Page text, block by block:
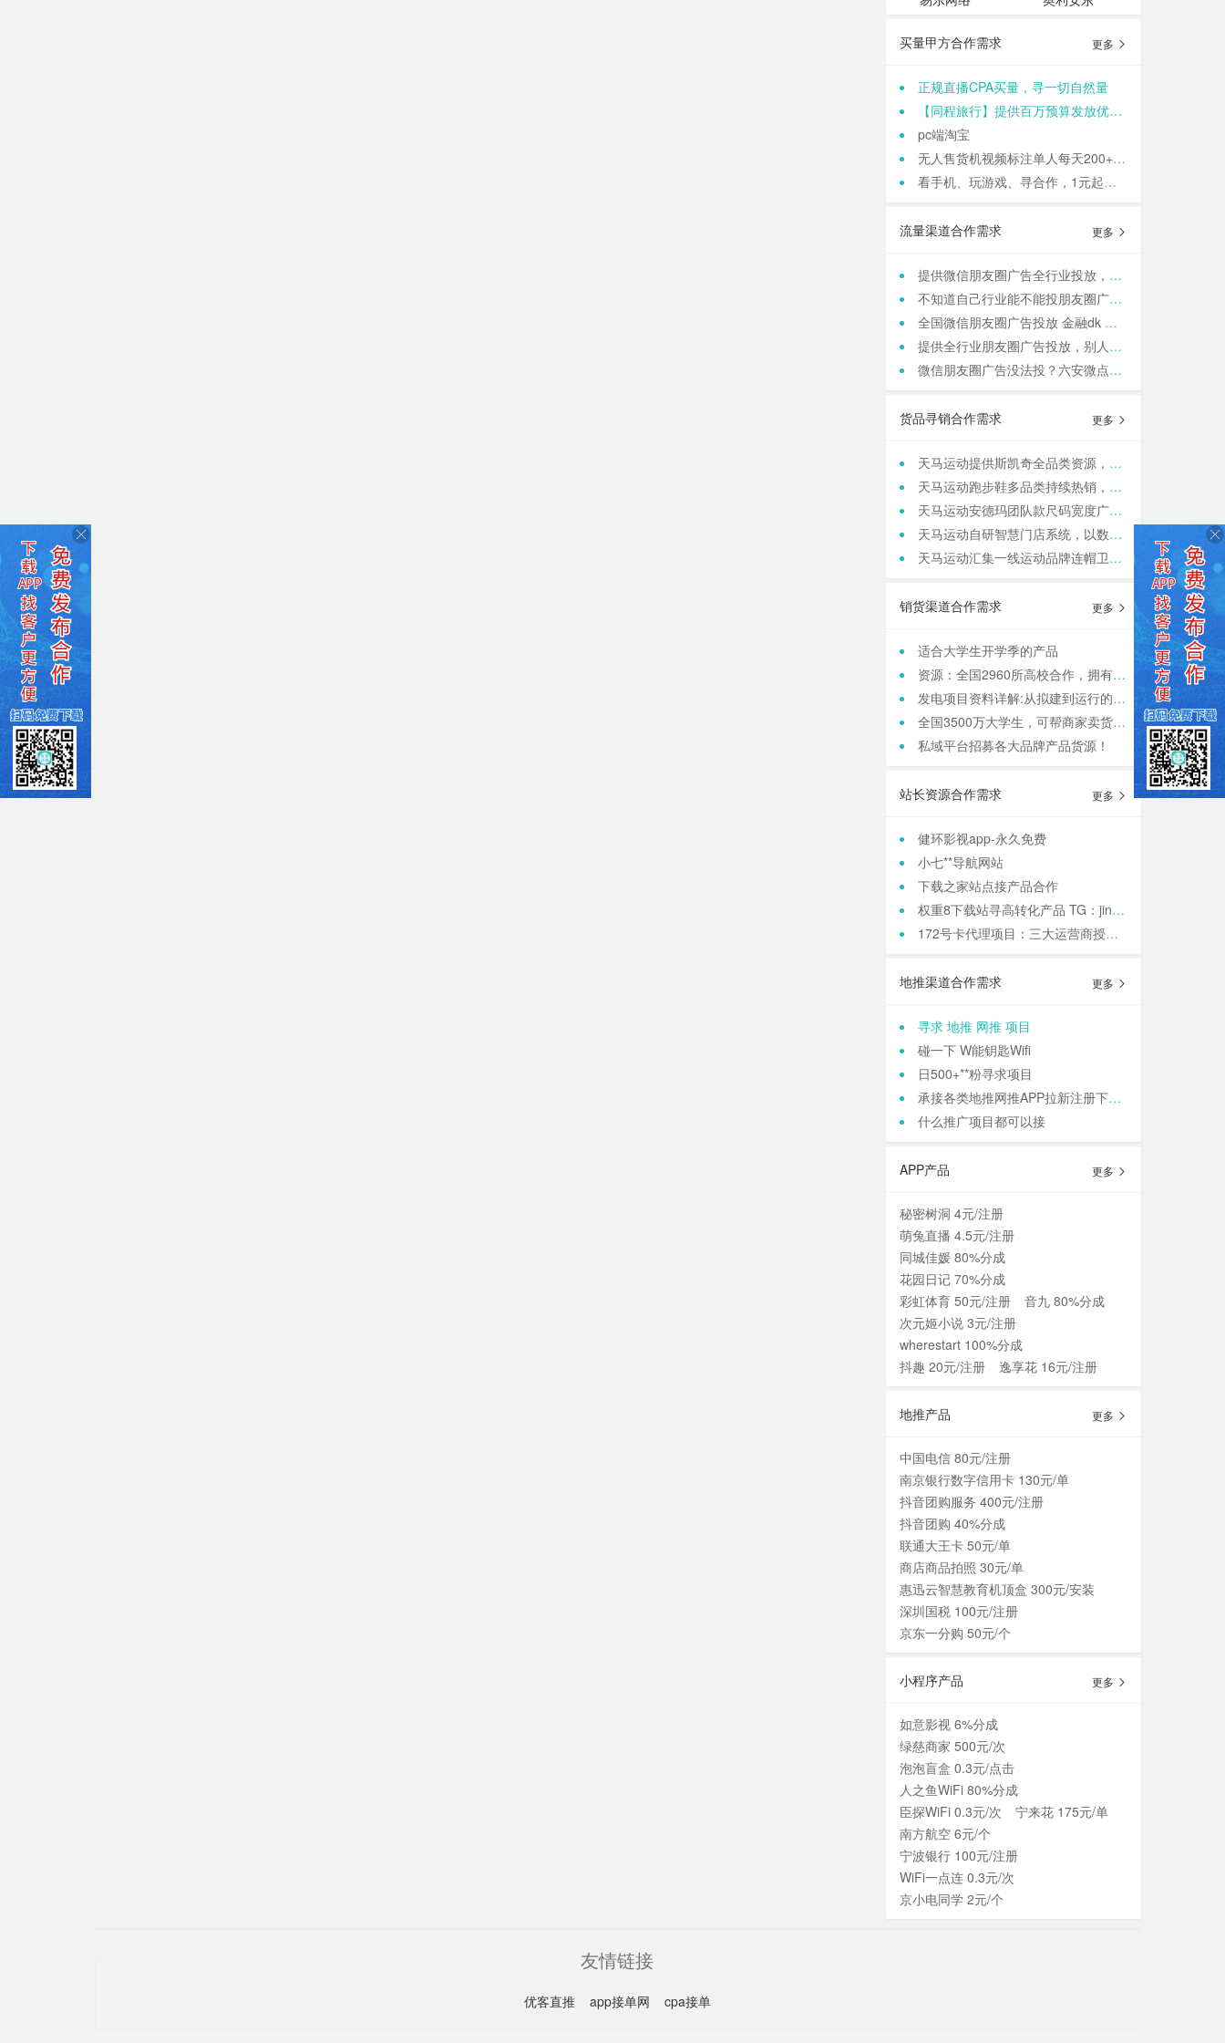
买量甲方合作需求 更多
正规直播CPA买量，寻一切自然量
【同程旅行】提供百万预算发放优惠券，寻cps流量渠道
pc端淘宝
无人售货机视频标注单人每天200+适合各种人群 结算:日结
看手机、玩游戏、寻合作，1元起提现，零门槛加入,轻轻松松日结,寻找合作小伙伴（CPA/CPL）
流量渠道合作需求 更多
提供微信朋友圈广告全行业投放，一站式运营，当头出图，包过审！
不知道自己行业能不能投朋友圈广告？来这里，六安微点全行业可投！包资质！
全国微信朋友圈广告投放 金融dk 上门spa k12教育 相亲 医院医美 国学等禁投行业包资质 过审 无需保证金
提供全行业朋友圈广告投放，别人不接的我们接！高效出图、专业运营！
微信朋友圈广告没法投？六安微点全行业可跑，任何行业，当天出图，包过审！
货品寻销合作需求 更多
天马运动提供斯凯奇全品类资源，寻求团购老板咨询合作
天马运动跑步鞋多品类持续热销，现货库存保障旺季补货
天马运动安德玛团队款尺码宽度广，满足团队统一着装采购需求
天马运动自研智慧门店系统，以数据驱动动销管理，帮实体商家轻量化运营
天马运动汇集一线运动品牌连帽卫衣，现货保障支持快速补货，寻求b端商家合作
销货渠道合作需求 更多
适合大学生开学季的产品
资源：全国2960所高校合作，拥有4000w大学生用户资源，8万+发底薪的校内学生团长，需求符合大学生日常消费的产品，可保RIO
发电项目资料详解:从拟建到运行的全方位俯瞰
全国3500万大学生，可帮商家卖货，保销售额，同时做品宣和私域搭建！
私域平台招募各大品牌产品货源！
站长资源合作需求 更多
健环影视app-永久免费
小七**导航网站
下载之家站点接产品合作
权重8下载站寻高转化产品 TG：jinqiang83
172号卡代理项目：三大运营商授权，正规渠道高**
地推渠道合作需求 更多
寻求 地推 网推 项目
碰一下 W能钥匙Wifi
日500+**粉寻求项目
承接各类地推网推APP拉新注册下载 等等业务
什么推广项目都可以接
APP产品 更多
秘密树洞 4元/注册
萌兔直播 4.5元/注册
同城佳媛 80%分成
花园日记 70%分成
彩虹体育 50元/注册
音九 80%分成
次元姬小说 3元/注册
wherestart 100%分成
抖趣 20元/注册
逸享花 16元/注册
地推产品 更多
中国电信 80元/注册
南京银行数字信用卡 130元/单
抖音团购服务 400元/注册
抖音团购 40%分成
联通大王卡 50元/单
商店商品拍照 30元/单
惠迅云智慧教育机顶盒 300元/安装
深圳国税 100元/注册
京东一分购 50元/个
小程序产品 更多
如意影视 6%分成
绿慈商家 500元/次
泡泡盲盒 0.3元/点击
人之鱼WiFi 80%分成
臣探WiFi 0.3元/次
宁来花 175元/单
南方航空 6元/个
宁波银行 100元/注册
WiFi一点连 0.3元/次
京小电同学 2元/个
友情链接
优客直推 app接单网 cpa接单